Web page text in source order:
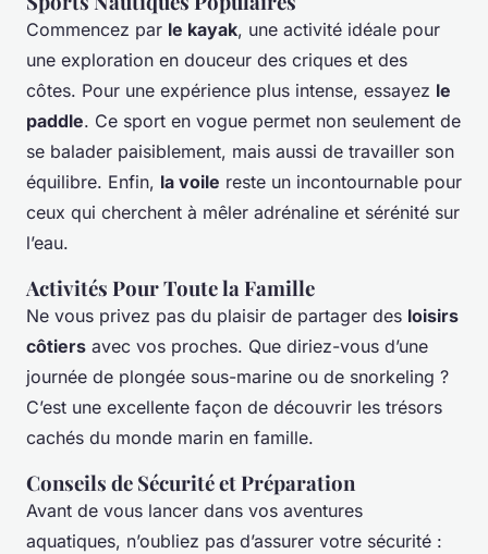
Commencez par le kayak, une activité idéale pour
une exploration en douceur des criques et des
côtes. Pour une expérience plus intense, essayez le
paddle. Ce sport en vogue permet non seulement de
se balader paisiblement, mais aussi de travailler son
équilibre. Enfin, la voile reste un incontournable pour
ceux qui cherchent à mêler adrénaline et sérénité sur
l’eau.
Activités Pour Toute la Famille
Ne vous privez pas du plaisir de partager des loisirs
côtiers avec vos proches. Que diriez-vous d’une
journée de plongée sous-marine ou de snorkeling ?
C’est une excellente façon de découvrir les trésors
cachés du monde marin en famille.
Conseils de Sécurité et Préparation
Avant de vous lancer dans vos aventures
aquatiques, n’oubliez pas d’assurer votre sécurité :